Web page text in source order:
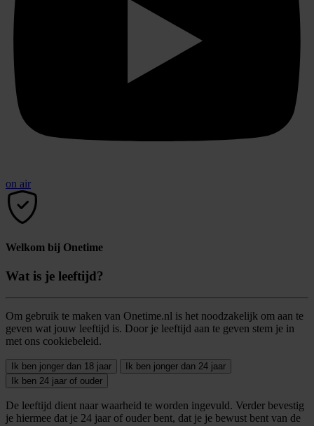
on air
Welkom bij Onetime
Wat is je leeftijd?
Om gebruik te maken van Onetime.nl is het noodzakelijk om aan te
geven wat jouw leeftijd is. Door je leeftijd aan te geven stem je in
met ons cookiebeleid.
Ik ben jonger dan 18 jaar
Ik ben jonger dan 24 jaar
Ik ben 24 jaar of ouder
De leeftijd dient naar waarheid te worden ingevuld. Verder bevestig
je hiermee dat je 24 jaar of ouder bent, dat je je bewust bent van de